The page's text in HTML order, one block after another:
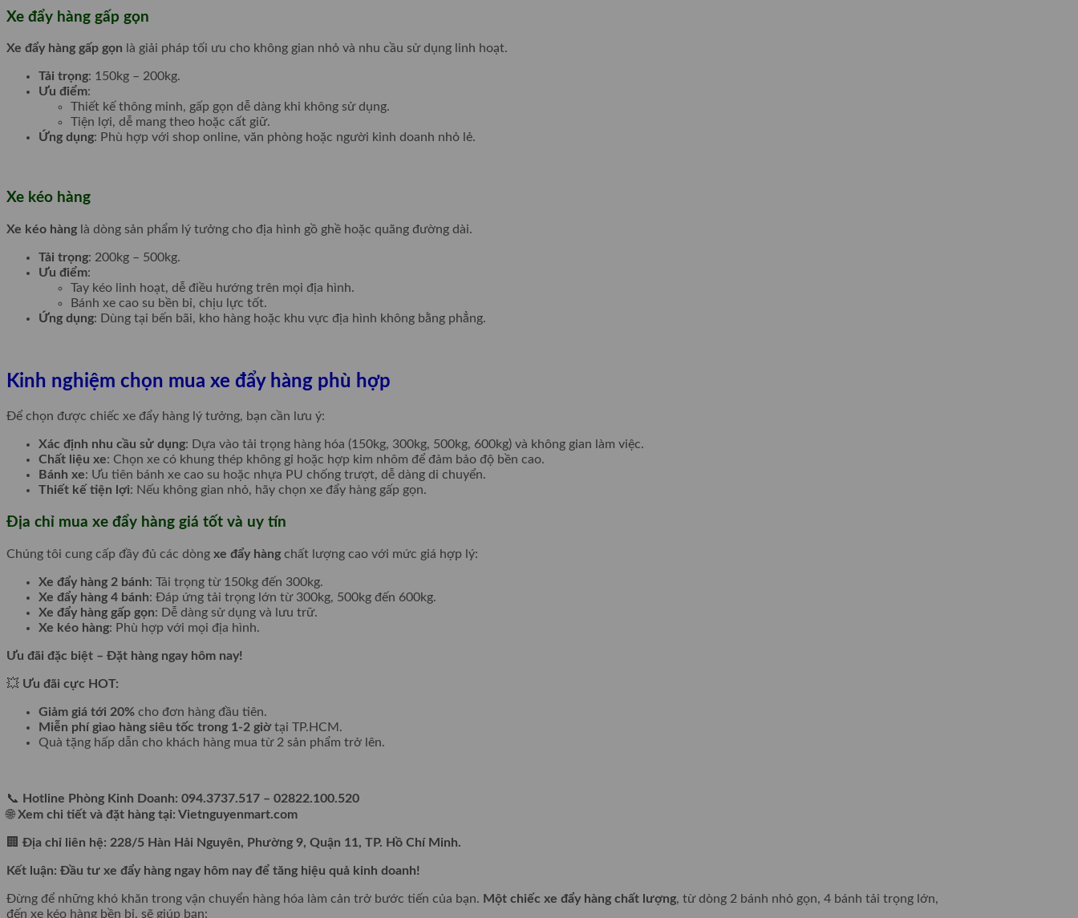
Xe đẩy hàng gấp gọn
Xe đẩy hàng gấp gọn là giải pháp tối ưu cho không gian nhỏ và nhu cầu sử dụng linh hoạt.
Tải trọng: 150kg – 200kg.
Ưu điểm:
Thiết kế thông minh, gấp gọn dễ dàng khi không sử dụng.
Tiện lợi, dễ mang theo hoặc cất giữ.
Ứng dụng: Phù hợp với shop online, văn phòng hoặc người kinh doanh nhỏ lẻ.
Xe kéo hàng
Xe kéo hàng là dòng sản phẩm lý tưởng cho địa hình gồ ghề hoặc quãng đường dài.
Tải trọng: 200kg – 500kg.
Ưu điểm:
Tay kéo linh hoạt, dễ điều hướng trên mọi địa hình.
Bánh xe cao su bền bỉ, chịu lực tốt.
Ứng dụng: Dùng tại bến bãi, kho hàng hoặc khu vực địa hình không bằng phẳng.
Kinh nghiệm chọn mua xe đẩy hàng phù hợp
Để chọn được chiếc xe đẩy hàng lý tưởng, bạn cần lưu ý:
Xác định nhu cầu sử dụng: Dựa vào tải trọng hàng hóa (150kg, 300kg, 500kg, 600kg) và không gian làm việc.
Chất liệu xe: Chọn xe có khung thép không gỉ hoặc hợp kim nhôm để đảm bảo độ bền cao.
Bánh xe: Ưu tiên bánh xe cao su hoặc nhựa PU chống trượt, dễ dàng di chuyển.
Thiết kế tiện lợi: Nếu không gian nhỏ, hãy chọn xe đẩy hàng gấp gọn.
Địa chỉ mua xe đẩy hàng giá tốt và uy tín
Chúng tôi cung cấp đầy đủ các dòng xe đẩy hàng chất lượng cao với mức giá hợp lý:
Xe đẩy hàng 2 bánh: Tải trọng từ 150kg đến 300kg.
Xe đẩy hàng 4 bánh: Đáp ứng tải trọng lớn từ 300kg, 500kg đến 600kg.
Xe đẩy hàng gấp gọn: Dễ dàng sử dụng và lưu trữ.
Xe kéo hàng: Phù hợp với mọi địa hình.
Ưu đãi đặc biệt – Đặt hàng ngay hôm nay!
💥 Ưu đãi cực HOT:
Giảm giá tới 20% cho đơn hàng đầu tiên.
Miễn phí giao hàng siêu tốc trong 1-2 giờtại TP.HCM.
Quà tặng hấp dẫn cho khách hàng mua từ 2 sản phẩm trở lên.
📞 Hotline Phòng Kinh Doanh: 094.3737.517 – 02822.100.520
🌐Xem chi tiết và đặt hàng tại: Vietnguyenmart.com
🏢 Địa chỉ liên hệ: 228/5 Hàn Hải Nguyên, Phường 9, Quận 11, TP. Hồ Chí Minh.
Kết luận: Đầu tư xe đẩy hàng ngay hôm nay để tăng hiệu quả kinh doanh!
Đừng để những khó khăn trong vận chuyển hàng hóa làm cản trở bước tiến của bạn. Một chiếc xe đẩy hàng chất lượng, từ dòng 2 bánh nhỏ gọn, 4 bánh tải trọng lớn,
đến xe kéo hàng bền bỉ, sẽ giúp bạn: